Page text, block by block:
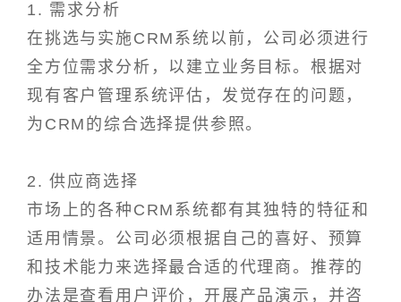
1. 需求分析
在挑选与实施CRM系统以前，公司必须进行
全方位需求分析，以建立业务目标。根据对
现有客户管理系统评估，发觉存在的问题，
为CRM的综合选择提供参照。
2. 供应商选择
市场上的各种CRM系统都有其独特的特征和
适用情景。公司必须根据自己的喜好、预算
和技术能力来选择最合适的代理商。推荐的
办法是查看用户评价，开展产品演示，并咨